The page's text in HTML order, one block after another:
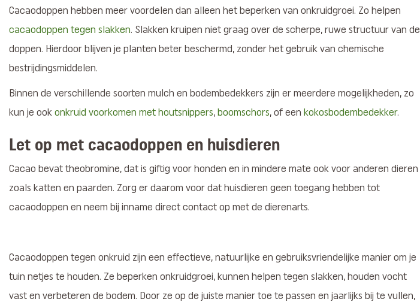
Cacaodoppen hebben meer voordelen dan alleen het beperken van onkruidgroei. Zo helpen
cacaodoppen tegen slakken. Slakken kruipen niet graag over de scherpe, ruwe structuur van de
doppen. Hierdoor blijven je planten beter beschermd, zonder het gebruik van chemische
bestrijdingsmiddelen.
Binnen de verschillende soorten mulch en bodembedekkers zijn er meerdere mogelijkheden, zo
kun je ook onkruid voorkomen met houtsnippers, boomschors, of een kokosbodembedekker.
Let op met cacaodoppen en huisdieren
Cacao bevat theobromine, dat is giftig voor honden en in mindere mate ook voor anderen dieren
zoals katten en paarden. Zorg er daarom voor dat huisdieren geen toegang hebben tot
cacaodoppen en neem bij inname direct contact op met de dierenarts.
Cacaodoppen tegen onkruid zijn een effectieve, natuurlijke en gebruiksvriendelijke manier om je
tuin netjes te houden. Ze beperken onkruidgroei, kunnen helpen tegen slakken, houden vocht
vast en verbeteren de bodem. Door ze op de juiste manier toe te passen en jaarlijks bij te vullen,